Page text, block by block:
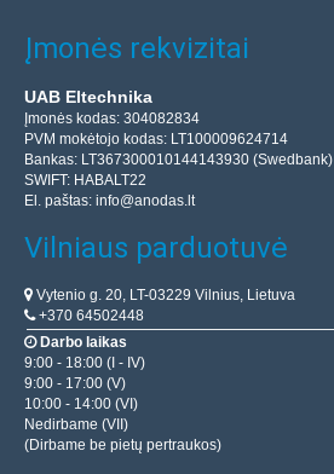
Įmonės rekvizitai
UAB Eltechnika
Įmonės kodas: 304082834
PVM mokėtojo kodas: LT100009624714
Bankas: LT367300010144143930 (Swedbank)
SWIFT: HABALT22
El. paštas: info@anodas.lt
Vilniaus parduotuvė
Vytenio g. 20, LT-03229 Vilnius, Lietuva
+370 64502448
Darbo laikas
9:00 - 18:00 (I - IV)
9:00 - 17:00 (V)
10:00 - 14:00 (VI)
Nedirbame (VII)
(Dirbame be pietų pertraukos)